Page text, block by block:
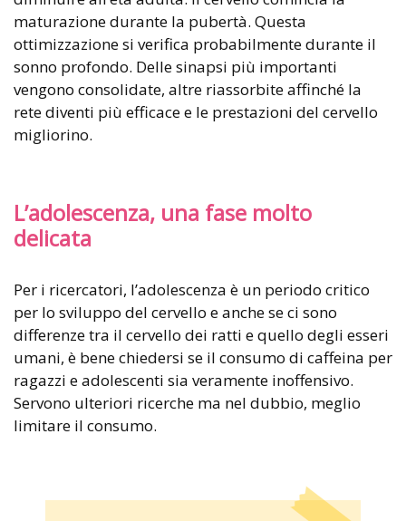
maturazione durante la pubertà. Questa
ottimizzazione si verifica probabilmente durante il
sonno profondo. Delle sinapsi più importanti
vengono consolidate, altre riassorbite affinché la
rete diventi più efficace e le prestazioni del cervello
migliorino.
L’adolescenza, una fase molto
delicata
Per i ricercatori, l’adolescenza è un periodo critico
per lo sviluppo del cervello e anche se ci sono
differenze tra il cervello dei ratti e quello degli esseri
umani, è bene chiedersi se il consumo di caffeina per
ragazzi e adolescenti sia veramente inoffensivo.
Servono ulteriori ricerche ma nel dubbio, meglio
limitare il consumo.